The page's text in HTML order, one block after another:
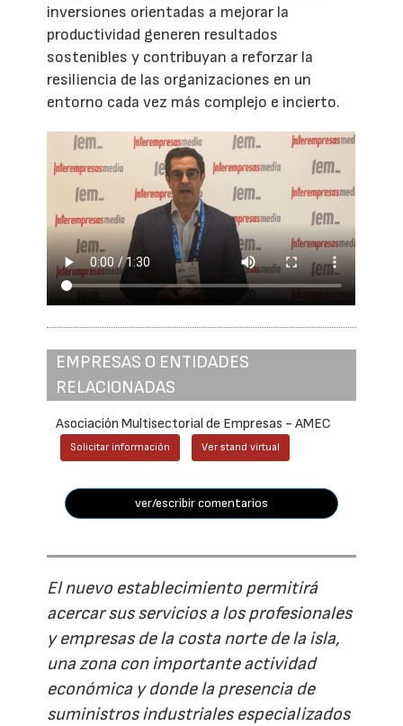
inversiones orientadas a mejorar la
productividad generen resultados
sostenibles y contribuyan a reforzar la
resiliencia de las organizaciones en un
entorno cada vez más complejo e incierto.
EMPRESAS O ENTIDADES
RELACIONADAS
Asociación Multisectorial de Empresas - AMEC
Solicitar información Ver stand virtual
ver/escribir comentarios
El nuevo establecimiento permitirá
acercar sus servicios a los profesionales
y empresas de la costa norte de la isla,
una zona con importante actividad
económica y donde la presencia de
suministros industriales especializados